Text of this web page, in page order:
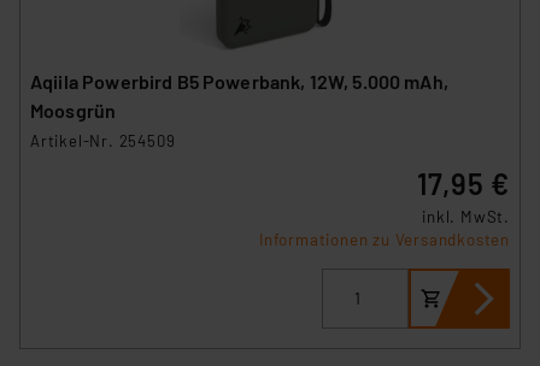
Aqiila Powerbird B5 Powerbank, 12W, 5.000 mAh,
Moosgrün
Artikel-Nr. 254509
17,95 €
inkl. MwSt.
Informationen zu Versandkosten